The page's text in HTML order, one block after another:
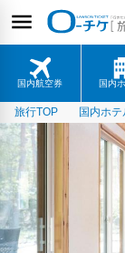
国内航空券 国内
旅行TOP 国内ホ